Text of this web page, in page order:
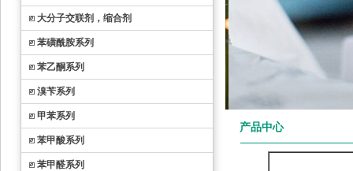
大分子交联剂，缩合剂
苯磺酰胺系列
苯乙酮系列
溴苄系列
甲苯系列
苯甲酸系列
苯甲醛系列
产品中心